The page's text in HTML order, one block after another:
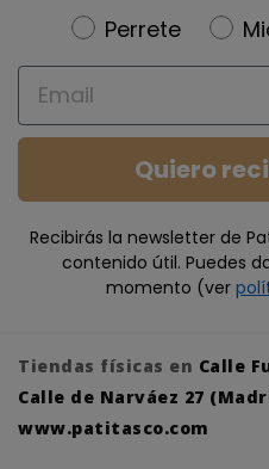
Newsletter
Perrete
Email
Quiero
Recibirás la newsletter de
contenido útil. Puedes
momento (ver
Tiendas físicas en Calle
Calle de Narváez 27
www.patitasco.com